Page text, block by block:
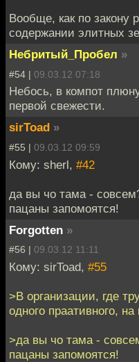
Вообще, как по закону
содержании элитных
Небритый_Пробел »
#54 | 09.03.12 07:18
Небось, в компот
первой свежести.
sirToad »
#55 | 09.03.12 09:59
Кому: sherl, #42
да вы чо тама -
пацаны запомоятся!
Forgotten »
#56 | 09.03.12 11:11
Кому: sirToad, #55
>В организации, где
одного праативного, на
>да вы чо тама -
пацаны запомоятся!